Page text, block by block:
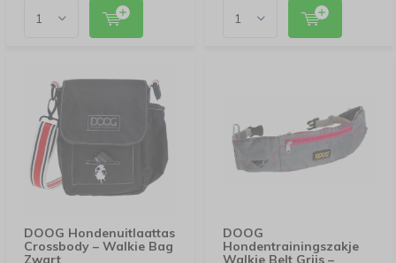
DOOG Hondenuitlaattas
Crossbody – Walkie Bag
Zwart
DOOG
Hondentrainingszakje
Walkie Belt Grijs –